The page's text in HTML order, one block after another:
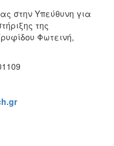
στην Υπεύθυνη για
της
Φωτεινή,